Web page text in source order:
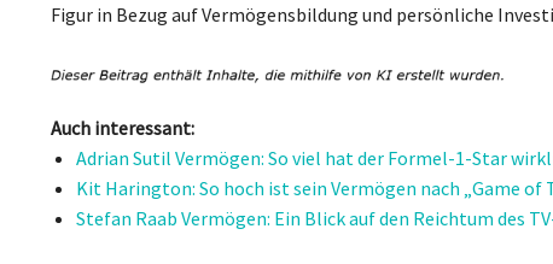
Figur in Bezug auf Vermögensbildung und persönliche
Auch interessant:
Adrian Sutil Vermögen: So viel hat der Formel-1-Star
Kit Harington: So hoch ist sein Vermögen nach „Game of
Stefan Raab Vermögen: Ein Blick auf den Reichtum des